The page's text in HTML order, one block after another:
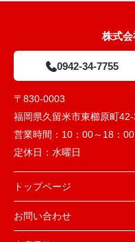
株式
0942-34-7755
〒830-0003
福岡県久留米市東櫛原町
営業時間： 10：00～18：00
定休日： 水曜日
トップページ
お問い合わせ